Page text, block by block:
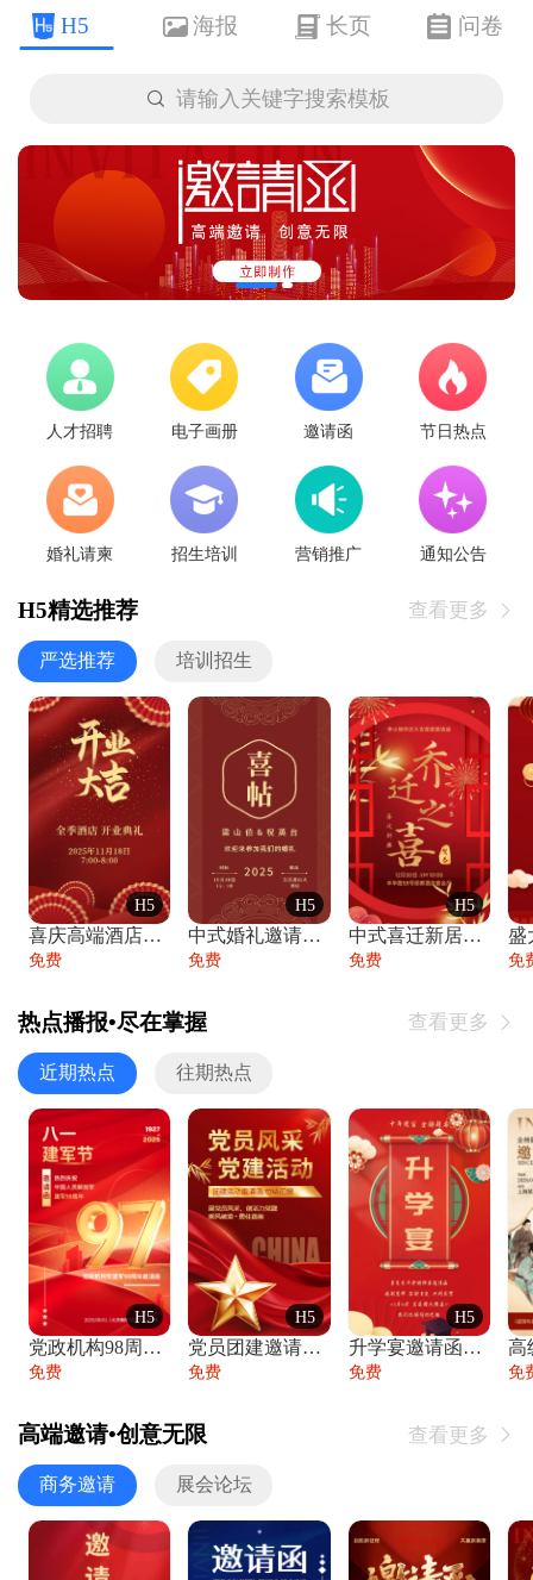
H5 海报 长页 问卷
 请输入关键字搜索模板
人才招聘 电子画册 邀请函 节日热点
婚礼请柬 招生培训 营销推广 通知公告
H5精选推荐 查看更多 
严选推荐 培训招生
H5
喜庆高端酒店开业大吉邀请函
免费
H5
中式婚礼邀请函中国风传统复古婚礼请柬请帖
免费
H5
中式喜迁新居乔迁之喜邀请函宴会请帖
免费 免
热点播报•尽在掌握 查看更多 
近期热点 往期热点
H5
党政机构98周年八一建军节庆祝晚会活动邀
免费
H5
党员团建邀请函党建活动风采党会工作汇报总
免费
H5
升学宴邀请函喜报金榜题名高端谢师宴邀请函
免费 免
高端邀请•创意无限 查看更多 
商务邀请 展会论坛